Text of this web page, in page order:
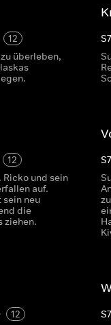
12
überleben,
S7
12
Ricko und sein
auf.
neu
die
ziehen.
S7
12
S7